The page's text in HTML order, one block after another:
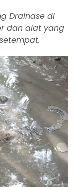
Drainase di
dan alat yang